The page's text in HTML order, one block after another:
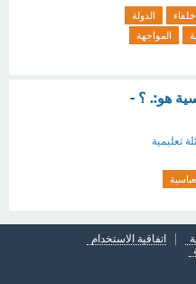
خلفاء
الدولة
المواجهة
هو:. ؟ -
تعليمية
اتفاقية الاستخدام